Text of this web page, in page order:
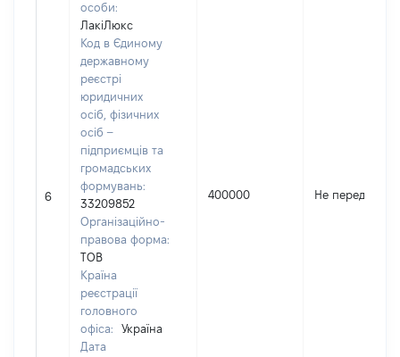
6
особи:
ЛакіЛюкс
Код в Єдиному
державному
реєстрі
юридичних
осіб, фізичних
осіб –
підприємців та
громадських
формувань:
33209852
Організаційно-
правова форма:
ТОВ
Країна
реєстрації
головного
офіса:
Україна
Дата
400000 Не передано